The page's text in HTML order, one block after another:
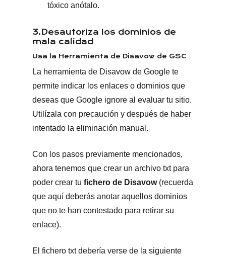
tóxico anótalo.
3.Desautoriza los dominios de
mala calidad
Usa la Herramienta de Disavow de GSC
La herramienta de Disavow de Google te
permite indicar los enlaces o dominios que
deseas que Google ignore al evaluar tu sitio.
Utilízala con precaución y después de haber
intentado la eliminación manual.
Con los pasos previamente mencionados,
ahora tenemos que crear un archivo txt para
poder crear tu fichero de Disavow(recuerda
que aquí deberás anotar aquellos dominios
que no te han contestado para retirar su
enlace).
El fichero txt debería verse de la siguiente